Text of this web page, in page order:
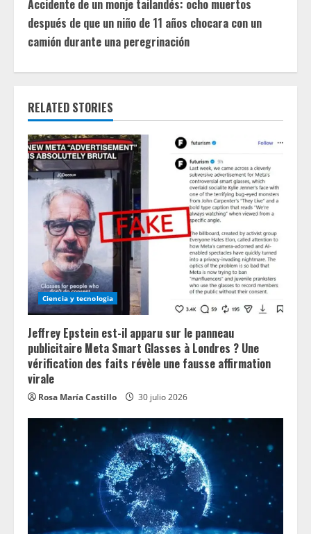
i
n
u
e
R
e
a
n
g
Accidente de un monje tailandés: ocho muertos
después de que un niño de 11 años chocara con un
camión durante una peregrinación
RELATED STORIES
Ciencia y tecnologia
Jeffrey Epstein est-il apparu sur le panneau
publicitaire Meta Smart Glasses à Londres ? Une
vérification des faits révèle une fausse affirmation
virale
Rosa María Castillo 30 julio 2026